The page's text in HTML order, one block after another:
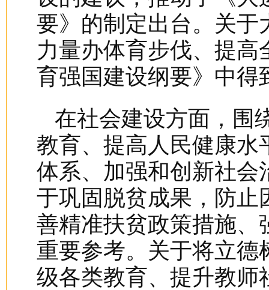
要》的制定出台。关于
力量办体育步伐、提
育强国建设纲要》中得
在社会建设方面，围
教育、提高人民健康水
体系、加强和创新社会
于巩固脱贫成果，防止
善精准扶贫政策措施、
重要参考。关于将立
级各类教育、提升教师